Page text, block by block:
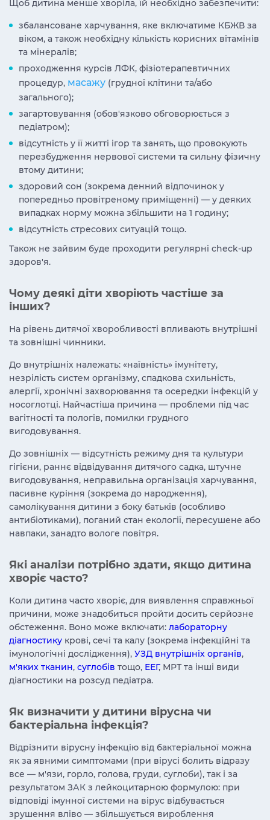
Щоб дитина менше хворіла, їй необхідно забезпечити:
збалансоване харчування, яке включатиме КБЖВ за
віком, а також необхідну кількість корисних вітамінів
та мінералів;
проходження курсів ЛФК, фізіотерапевтичних
процедур, масажу (грудної клітини та/або
загального);
загартовування (обов'язково обговорюється з
педіатром);
відсутність у її житті ігор та занять, що провокують
перезбудження нервової системи та сильну фізичну
втому дитини;
здоровий сон (зокрема денний відпочинок у
попередньо провітреному приміщенні) — у деяких
випадках норму можна збільшити на 1 годину;
відсутність стресових ситуацій тощо.
Також не зайвим буде проходити регулярні check-up
здоров'я.
Чому деякі діти хворіють частіше за
інших?
На рівень дитячої хворобливості впливають внутрішні
та зовнішні чинники.
До внутрішніх належать: «наївність» імунітету,
незрілість систем організму, спадкова схильність,
алергії, хронічні захворювання та осередки інфекцій у
носоглотці. Найчастіша причина — проблеми під час
вагітності та пологів, помилки грудного
вигодовування.
До зовнішніх — відсутність режиму дня та культури
гігієни, раннє відвідування дитячого садка, штучне
вигодовування, неправильна організація харчування,
пасивне куріння (зокрема до народження),
самолікування дитини з боку батьків (особливо
антибіотиками), поганий стан екології, пересушене або
навпаки, занадто вологе повітря.
Які аналізи потрібно здати, якщо дитина
хворіє часто?
Коли дитина часто хворіє, для виявлення справжньої
причини, може знадобиться пройти досить серйозне
обстеження. Воно може включати: лабораторну
діагностику крові, сечі та калу (зокрема інфекційні та
імунологічні дослідження), УЗД внутрішніх органів,
м'яких тканин, суглобів тощо, ЕЕГ, МРТ та інші види
діагностики на розсуд педіатра.
Як визначити у дитини вірусна чи
бактеріальна інфекція?
Відрізнити вірусну інфекцію від бактеріальної можна
як за явними симптомами (при вірусі болить відразу
все — м'язи, горло, голова, груди, суглоби), так і за
результатом ЗАК з лейкоцитарною формулою: при
відповіді імунної системи на вірус відбувається
зрушення вліво — збільшується вироблення